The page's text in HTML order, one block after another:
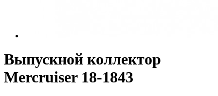
Выпускной коллектор
Mercruiser 18-1843